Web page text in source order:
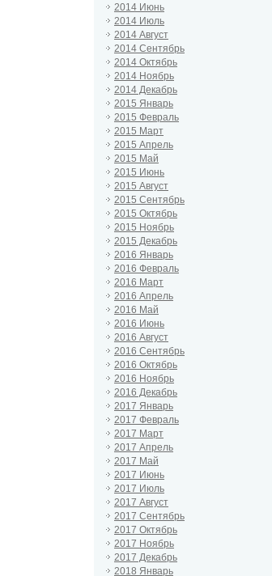
2014 Июнь
2014 Июль
2014 Август
2014 Сентябрь
2014 Октябрь
2014 Ноябрь
2014 Декабрь
2015 Январь
2015 Февраль
2015 Март
2015 Апрель
2015 Май
2015 Июнь
2015 Август
2015 Сентябрь
2015 Октябрь
2015 Ноябрь
2015 Декабрь
2016 Январь
2016 Февраль
2016 Март
2016 Апрель
2016 Май
2016 Июнь
2016 Август
2016 Сентябрь
2016 Октябрь
2016 Ноябрь
2016 Декабрь
2017 Январь
2017 Февраль
2017 Март
2017 Апрель
2017 Май
2017 Июнь
2017 Июль
2017 Август
2017 Сентябрь
2017 Октябрь
2017 Ноябрь
2017 Декабрь
2018 Январь